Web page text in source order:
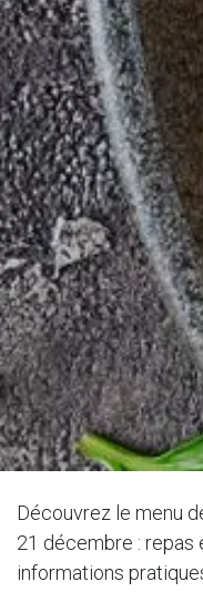
Découvrez le menu
21 décembre : repas
informations